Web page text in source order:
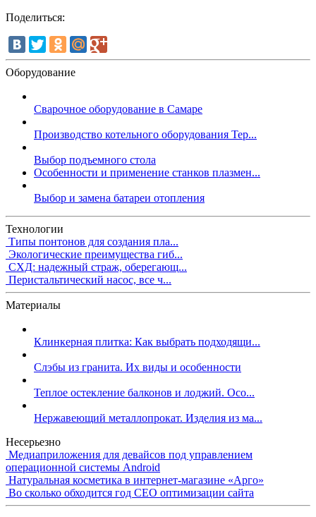
Поделиться:
Оборудование
Сварочное оборудование в Самаре
Производство котельного оборудования Тер...
Выбор подъемного стола
Особенности и применение станков плазмен...
Выбор и замена батареи отопления
Технологии
Типы понтонов для создания пла...
Экологические преимущества гиб...
СХД: надежный страж, оберегающ...
Перистальтический насос, все ч...
Материалы
Клинкерная плитка: Как выбрать подходящи...
Слэбы из гранита. Их виды и особенности
Теплое остекление балконов и лоджий. Осо...
Нержавеющий металлопрокат. Изделия из ма...
Несерьезно
Медиаприложения для девайсов под управлением
операционной системы Android
Натуральная косметика в интернет-магазине «Арго»
Во сколько обходится год СЕО оптимизации сайта